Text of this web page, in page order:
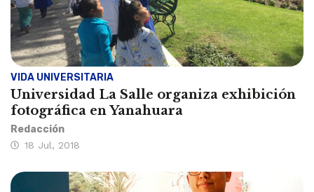
VIDA UNIVERSITARIA
Universidad La Salle organiza exhibición
fotográfica en Yanahuara
Redacción
18 Jul, 2018